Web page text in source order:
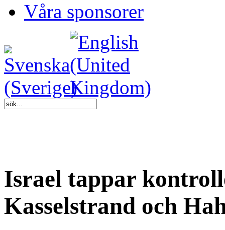
Våra sponsorer
Israel tappar
Kasselstrand och